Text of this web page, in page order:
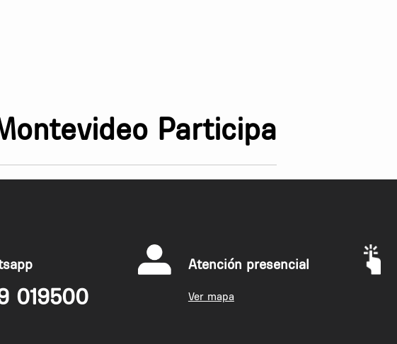
Participa
019500
Atención presencial
Ver mapa